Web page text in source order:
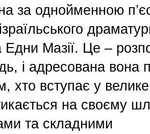
за однойменною
Мазії. Це –
і адресована вона
хто вступає у велике
на своєму
та складними